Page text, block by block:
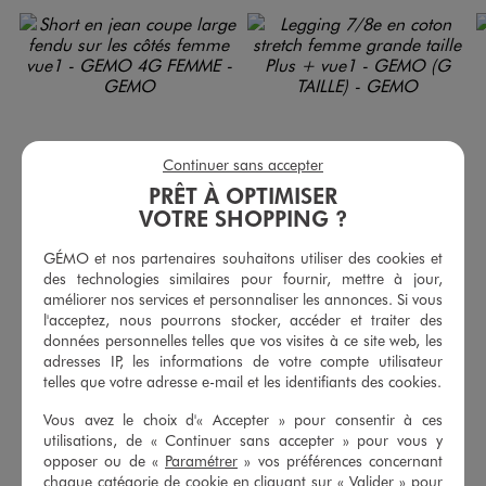
Short en jean coupe large fendu sur les côtés femme
15,99 €
5/5 de moyenne
(67 avis)
AJOUTER AU PANIER
Legging 7/8e en coton stretch femme grande taille Plus +
8,99 €
4.5/5 de moyenne
(141 avis)
AJOUTERAU PANIER
PRÊT À OPTIMISER
VOTRE SHOPPING ?
GÉMO et nos partenaires souhaitons utiliser des cookies et
des technologies similaires pour fournir, mettre à jour,
améliorer nos services et personnaliser les annonces. Si vous
l'acceptez, nous pourrons stocker, accéder et traiter des
données personnelles telles que vos visites à ce site web, les
adresses IP, les informations de votre compte utilisateur
telles que votre adresse e-mail et les identifiants des cookies.
Vous avez le choix d'« Accepter » pour consentir à ces
utilisations, de « Continuer sans accepter » pour vous y
opposer ou de « Paramétrer » vos préférences concernant
chaque catégorie de cookie en cliquant sur « Valider » pour
Continuer sans accepter